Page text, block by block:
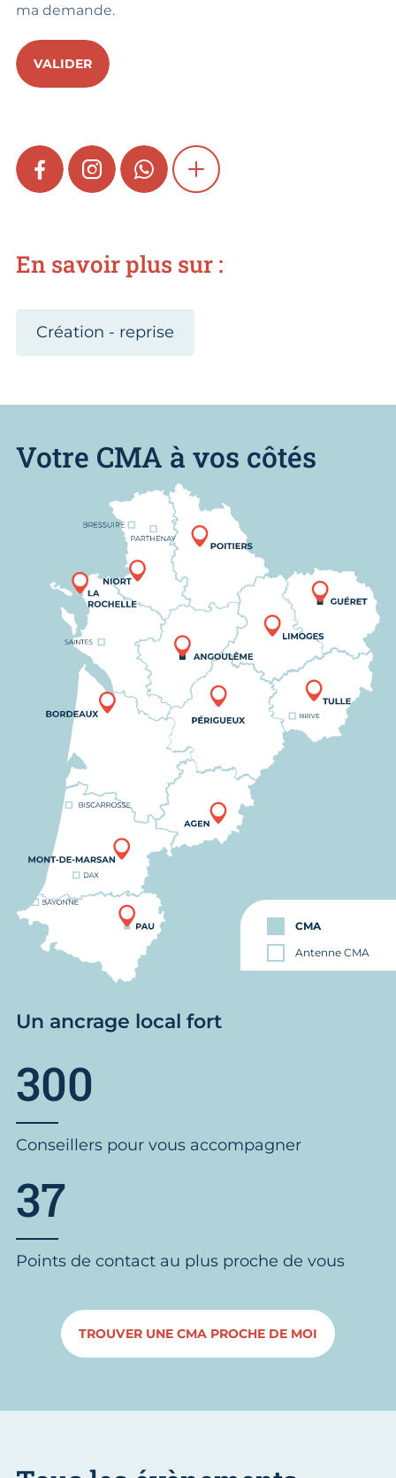
ma demande.
VALIDER
FACEBOOKINSTAGRAMWHATSAPPSHOW MORE
En savoir plus sur :
Création - reprise
Votre CMA à vos côtés
CMA
Antenne CMA
Un ancrage local fort
300
Conseillers pour vous accompagner
37
Points de contact au plus proche de vous
TROUVER UNE CMA PROCHE DE MOI